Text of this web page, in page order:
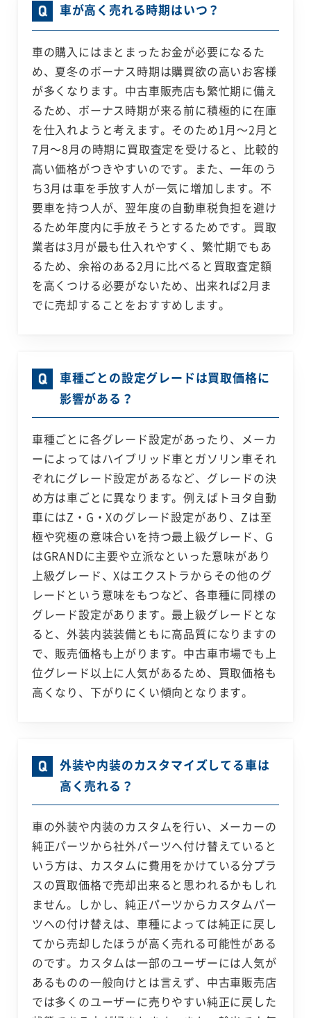
車が高く売れる時期はいつ？
車の購入にはまとまったお金が必要になるた
め、夏冬のボーナス時期は購買欲の高いお客様
が多くなります。中古車販売店も繁忙期に備え
るため、ボーナス時期が来る前に積極的に在庫
を仕入れようと考えます。そのため1月～2月と
7月～8月の時期に買取査定を受けると、比較的
高い価格がつきやすいのです。また、一年のう
ち3月は車を手放す人が一気に増加します。不
要車を持つ人が、翌年度の自動車税負担を避け
るため年度内に手放そうとするためです。買取
業者は3月が最も仕入れやすく、繁忙期でもあ
るため、余裕のある2月に比べると買取査定額
を高くつける必要がないため、出来れば2月ま
でに売却することをおすすめします。
車種ごとの設定グレードは買取価格に
影響がある？
車種ごとに各グレード設定があったり、メーカ
ーによってはハイブリッド車とガソリン車それ
ぞれにグレード設定があるなど、グレードの決
め方は車ごとに異なります。例えばトヨタ自動
車にはZ・G・Xのグレード設定があり、Zは至
極や究極の意味合いを持つ最上級グレード、G
はGRANDに主要や立派なといった意味があり
上級グレード、Xはエクストラからその他のグ
レードという意味をもつなど、各車種に同様の
グレード設定があります。最上級グレードとな
ると、外装内装装備ともに高品質になりますの
で、販売価格も上がります。中古車市場でも上
位グレード以上に人気があるため、買取価格も
高くなり、下がりにくい傾向となります。
外装や内装のカスタマイズしてる車は
高く売れる？
車の外装や内装のカスタムを行い、メーカーの
純正パーツから社外パーツへ付け替えていると
いう方は、カスタムに費用をかけている分プラ
スの買取価格で売却出来ると思われるかもしれ
ません。しかし、純正パーツからカスタムパー
ツへの付け替えは、車種によっては純正に戻し
てから売却したほうが高く売れる可能性がある
のです。カスタムは一部のユーザーには人気が
あるものの一般向けとは言えず、中古車販売店
では多くのユーザーに売りやすい純正に戻した